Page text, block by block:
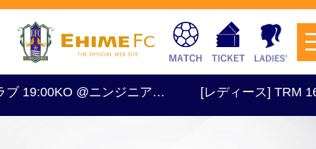
@ニンジニア… [レディース] TRM 16:30 vs